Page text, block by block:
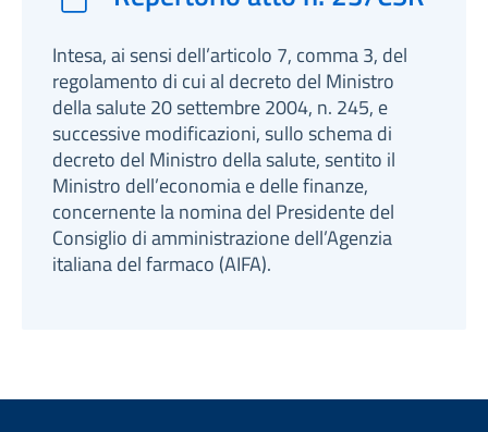
Intesa, ai sensi dell’articolo 7, comma 3, del
regolamento di cui al decreto del Ministro
della salute 20 settembre 2004, n. 245, e
successive modificazioni, sullo schema di
decreto del Ministro della salute, sentito il
Ministro dell’economia e delle finanze,
concernente la nomina del Presidente del
Consiglio di amministrazione dell’Agenzia
italiana del farmaco (AIFA).